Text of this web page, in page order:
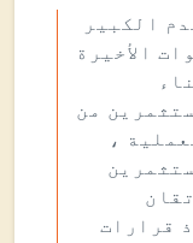
الكبير
الأخيرة
من
،
قرارات